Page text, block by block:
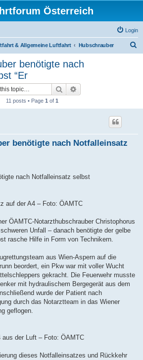
Österreich
Login
& Allgemeine Luftfahrt Hubschrauber
benötigte nach
“Er
Search
11 posts • Page 1 of 1
benötigte nach Notfalleinsatz
nach Notfalleinsatz selbst
auf der A4 – Foto: ÖAMTC
ÖAMTC-Notarzthubschrauber Christophorus
Unfall – danach benötigte der gelbe
rasche Hilfe in Form von Technikern.
aus Wien-Aspern auf die
beordert, ein Pkw war mit voller Wucht
gekracht. Die Feuerwehr musste
mit hydraulischem Bergegerät aus dem
wurde der Patient nach
durch das Notarztteam in das Wiener
geflogen.
aus der Luft – Foto: ÖAMTC
dieses Notfalleinsatzes und Rückkehr